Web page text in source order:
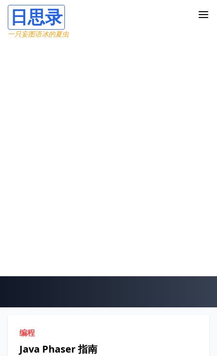
日思录
一只妄图语冰的夏虫
编程
Java Phaser 指南